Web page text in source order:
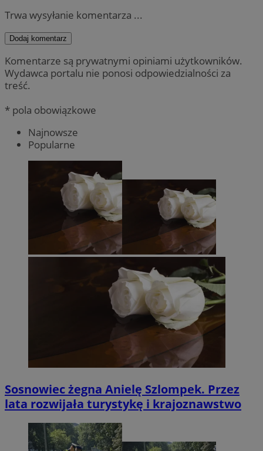
Trwa wysyłanie komentarza ...
Dodaj komentarz
Komentarze są prywatnymi opiniami użytkowników.
Wydawca portalu nie ponosi odpowiedzialności za
treść.
* pola obowiązkowe
Najnowsze
Popularne
Sosnowiec żegna Anielę Szlompek. Przez
lata rozwijała turystykę i krajoznawstwo